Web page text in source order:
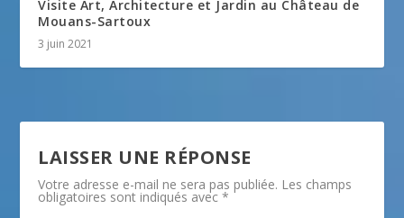
Visite Art, Architecture et Jardin au Château de
Mouans-Sartoux
3 juin 2021
LAISSER UNE RÉPONSE
Votre adresse e-mail ne sera pas publiée. Les champs
obligatoires sont indiqués avec*